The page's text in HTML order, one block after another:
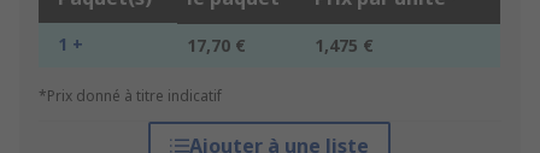
1 + 17,70 € 1,475 €
*Prix donné à titre indicatif
Ajouter à une liste